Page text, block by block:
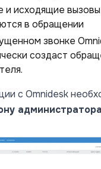
и исходящие вызовы
в обращении
звонке
создаст
с Omnidesk
администратора